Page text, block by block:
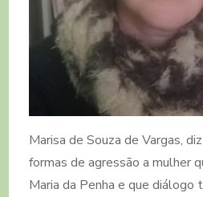
Marisa de Souza de Vargas,
formas de agressão a mulher
Maria da Penha e que diálogo